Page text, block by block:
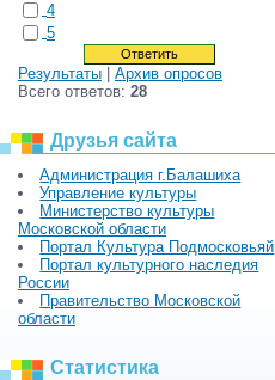
4
5
Результаты
Архив опросов
Всего ответов: 28
Друзья сайта
Администрация г.Балашиха
Управление культуры
Министерство культуры
Московской области
Портал Культура Подмосковьяй
Портал культурного наследия
России
Правительство Московской
области
Статистика